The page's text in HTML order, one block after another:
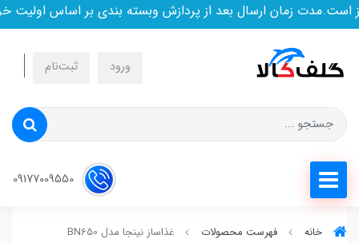
زمان ارسال بعد از پردازش وبسته بندی بر اساس اولیت
ورود ثبت‌نام
خانه فهرست محصولات غذاساز نینجا مدل BN650